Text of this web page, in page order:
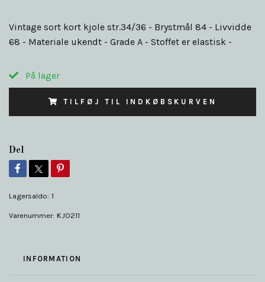
Vintage sort kort kjole str.34/36 - Brystmål 84 - Livvidde
68 - Materiale ukendt - Grade A - Stoffet er elastisk -
På lager
TILFØJ TIL INDKØBSKURVEN
Del
Lagersaldo: 1
Varenummer: KJO211
INFORMATION